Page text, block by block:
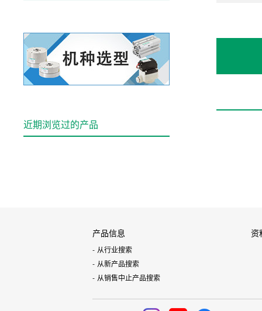
近期浏览过的产品
产品信息
从行业搜索
从新产品搜索
从销售中止产品搜索
资